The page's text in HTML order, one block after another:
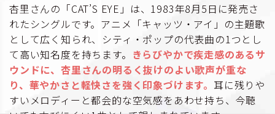
杏里さんの「CAT’S EYE」は、1983年8月5日に発売さ
れたシングルです。アニメ「キャッツ・アイ」の主題歌
として広く知られ、シティ・ポップの代表曲の1つとし
て高い知名度を持ちます。 きらびやかで疾走感のあるサ
ウンドに、杏里さんの明るく抜けのよい歌声が重な
り、華やかさと軽快さを強く印象づけます。 耳に残りや
すいメロディーと都会的な空気感をあわせ持ち、今聴